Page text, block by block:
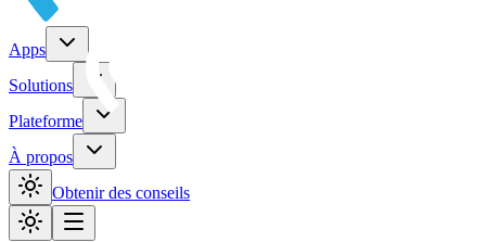
Apps
Solutions
Plateforme
À propos
Obtenir des conseils